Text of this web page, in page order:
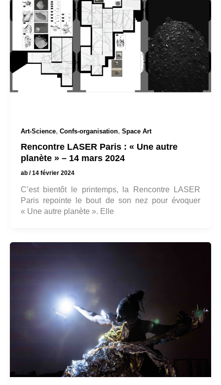
Art-Science, Confs-organisation, Space Art
Rencontre LASER Paris : « Une autre
planète » – 14 mars 2024
ab /14 février 2024
C’est bientôt le printemps, la Rencontre LASER
Paris repointe le bout de son nez pour évoquer
« Une autre planète ». Elle